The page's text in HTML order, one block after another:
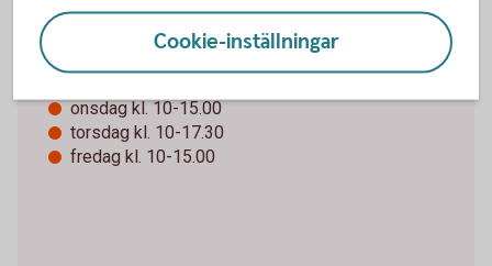
Öppettider
onsdag kl. 10-15.00
torsdag kl. 10-17.30
fredag kl. 10-15.00
Cookie-inställningar